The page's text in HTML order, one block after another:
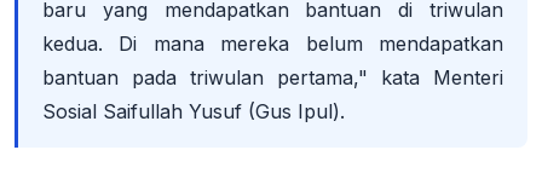
baru yang mendapatkan bantuan di triwulan
kedua. Di mana mereka belum mendapatkan
bantuan pada triwulan pertama," kata Menteri
Sosial Saifullah Yusuf (Gus Ipul).